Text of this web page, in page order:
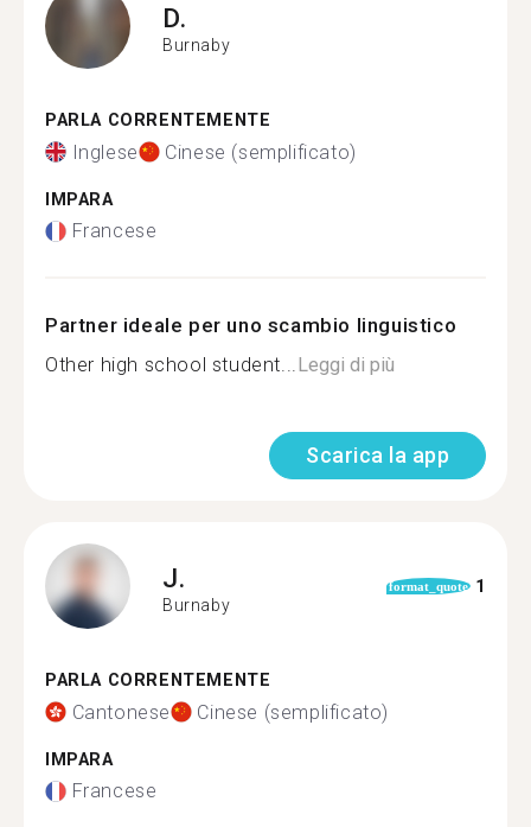
D.
Burnaby
PARLA CORRENTEMENTE
Inglese Cinese (semplificato)
IMPARA
Francese
Partner ideale per uno scambio linguistico
Other high school student...Leggi di più
Scarica la app
J.
Burnaby
format_quote 1
PARLA CORRENTEMENTE
Cantonese Cinese (semplificato)
IMPARA
Francese